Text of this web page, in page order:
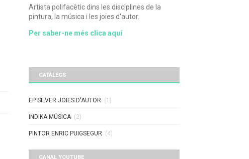
Artista polifacètic dins les disciplines de la
pintura, la música i les joies d'autor.
Per saber-ne més clica aquí
CATÀLEGS
EP SILVER JOIES D'AUTOR (1)
INDIKA MÚSICA (2)
PINTOR ENRIC PUIGSEGUR (4)
CANAL YOUTUBE